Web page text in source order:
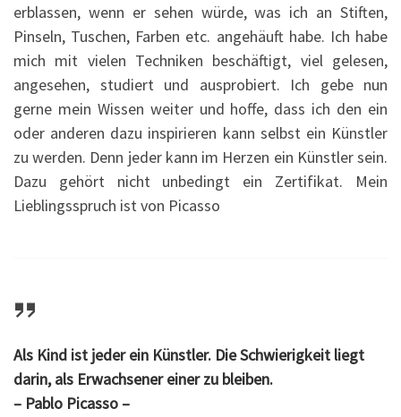
erblassen, wenn er sehen würde, was ich an Stiften,
Pinseln, Tuschen, Farben etc. angehäuft habe. Ich habe
mich mit vielen Techniken beschäftigt, viel gelesen,
angesehen, studiert und ausprobiert. Ich gebe nun
gerne mein Wissen weiter und hoffe, dass ich den ein
oder anderen dazu inspirieren kann selbst ein Künstler
zu werden. Denn jeder kann im Herzen ein Künstler sein.
Dazu gehört nicht unbedingt ein Zertifikat. Mein
Lieblingsspruch ist von Picasso
Als Kind ist jeder ein Künstler. Die Schwierigkeit liegt
darin, als Erwachsener einer zu bleiben.
– Pablo Picasso –